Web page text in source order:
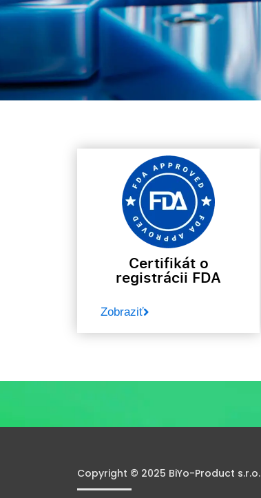
Certifikát o
registrácii FDA
Zobraziť
Copyright © 2025 BiYo-Product s.r.o.